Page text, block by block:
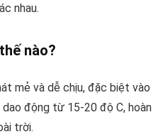
nhau.
nào?
mẻ và dễ chịu, đặc biệt vào
động từ 15-20 độ C, hoàn
trời.